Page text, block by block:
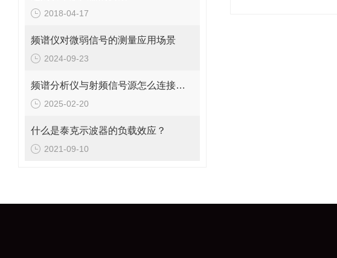
2018-04-17
频谱仪对微弱信号的测量应用场景
2024-09-23
频谱分析仪与射频信号源怎么连接使用？
2025-02-20
什么是泰克示波器的负载效应？
2021-09-10